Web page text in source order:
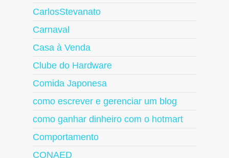
CarlosStevanato
Carnaval
Casa à Venda
Clube do Hardware
Comida Japonesa
como escrever e gerenciar um blog
como ganhar dinheiro com o hotmart
Comportamento
CONAED